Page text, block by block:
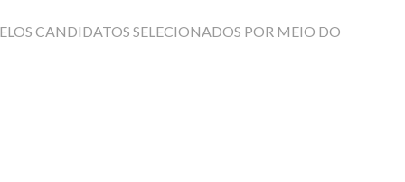
CANDIDATOS SELECIONADOS POR MEIO DO